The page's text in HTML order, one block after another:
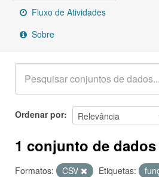
SobreFluxo de Atividades
Sobre
Ordenar por
1 conjunto de
Formatos: CSV Etiquetas: